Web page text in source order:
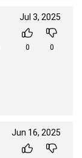
Jul 3, 2025
0 0
Jun 16, 2025